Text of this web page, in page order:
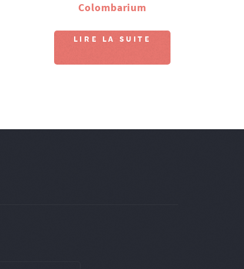
Colombarium
LIRE LA SUITE